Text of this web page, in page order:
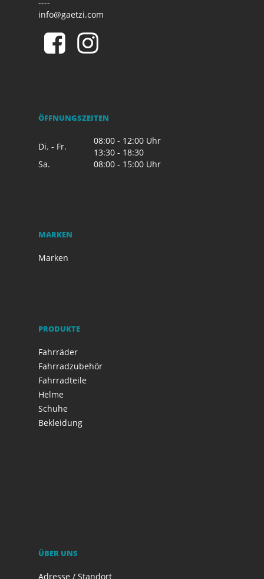
----
info@gaetzi.com
ÖFFNUNGSZEITEN
Di. - Fr.
08:00 - 12:00 Uhr
13:30 - 18:30
Sa.
08:00 - 15:00 Uhr
MARKEN
Marken
PRODUKTE
Fahrräder
Fahrradzubehör
Fahrradteile
Helme
Schuhe
Bekleidung
ÜBER UNS
Adresse / Standort